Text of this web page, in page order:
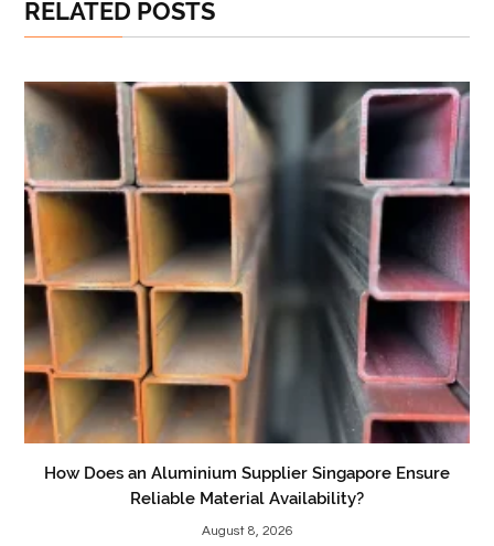
RELATED POSTS
How Does an Aluminium Supplier Singapore Ensure
Reliable Material Availability?
August 8, 2026